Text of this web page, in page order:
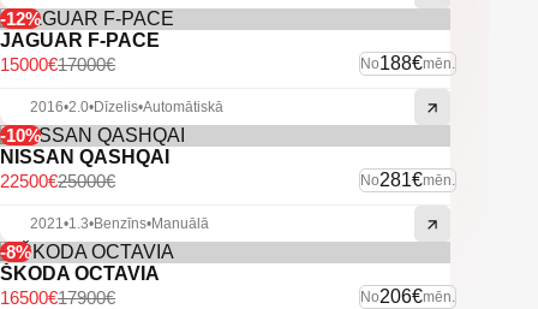
-12%
JAGUAR F-PACE
No188€mēn.
17000€
15000€
2016•2.0•Dīzelis•Automātiskā
-10%
NISSAN QASHQAI
No281€mēn.
25000€
22500€
2021•1.3•Benzīns•Manuālā
-8%
ŠKODA OCTAVIA
No206€mēn.
17900€
16500€